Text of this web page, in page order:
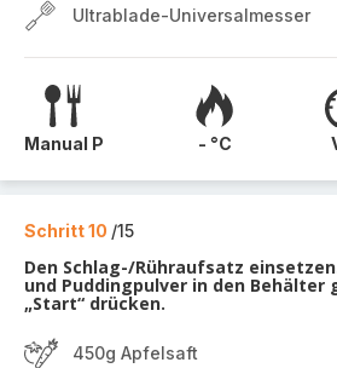
Ultrablade-Universalmesser
Manual P - °C
Schritt 10 /15
Den Schlag-/Rühraufsatz
und Puddingpulver in den Behälter
„Start“ drücken.
450g Apfelsaft